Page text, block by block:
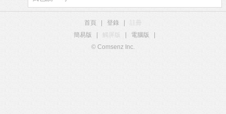
首頁 登錄
簡易版
觸屏版 電腦版
© Comsenz Inc.